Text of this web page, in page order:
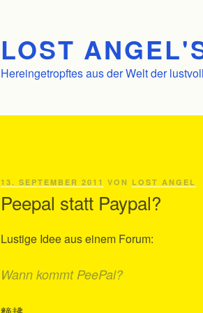
LOST
Hereingetropftes aus der Welt der
VERÖFFENTLICHT
13. SEPTEMBER 2011 VON LOST ANGEL
Peepal statt Paypal?
Lustige Idee aus einem Forum:
Wann kommt PeePal?